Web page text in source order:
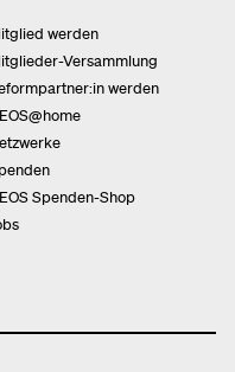
werden
Versammlung
werden
Spenden-Shop